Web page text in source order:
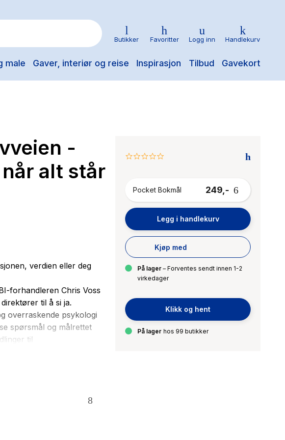
male Gaver, interiør og reise Inspirasjon Tilbud Gavekort
Butikker Favoritter Logg inn Handlekurv
-
alt står
0.0
Pocket Bokmål
249,-
Legg i handlekurv
Kjøp med
På lager – Forventes sendt innen 1-2
virkedager
Klikk og hent
På lager hos 99 butikker
verdien eller deg
forhandleren Chris Voss
til å si ja.
overraskende psykologi
spørsmål og målrettet
til
du snakker, lytter og
for gissel- og